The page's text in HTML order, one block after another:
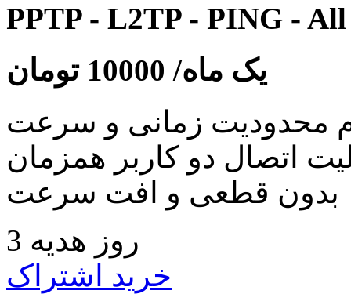
PPTP - L2TP - PING -
یک ماه/ 10000 تومان
محدودیت زمانی و سرعت
اتصال دو کاربر همزمان
بدون قطعی و افت سرعت
3 روز هدیه
خرید اشتراک